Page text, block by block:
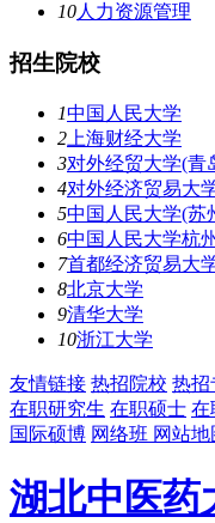
10人力资源管理
招生院校
1中国人民大学
2 上海财经大学
3对外经贸大学(青
4对外经济贸易大
5中国人民大学(苏
6中国人民大学杭
7首都经济贸易大
8北京大学
9清华大学
10浙江大学
友情链接 热招院校 热招
在职研究生 在职硕士 在
国际硕博 网络班 网站地
湖北中医药